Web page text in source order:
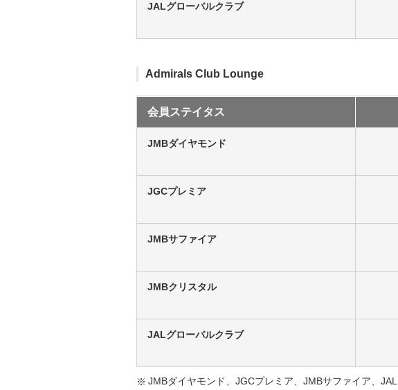
JALグローバルクラブ
Admirals Club Lounge
会員ステイタス
JMBダイヤモンド
JGCプレミア
JMBサファイア
JMBクリスタル
JALグローバルクラブ
JMBダイヤモンド、JGCプレミア、JMBサファイア、